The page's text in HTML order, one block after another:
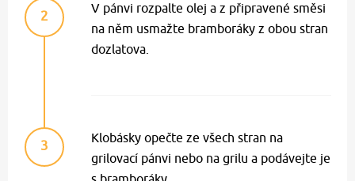
2
V pánvi rozpalte olej a z připravené směsi
na něm usmažte bramboráky z obou stran
dozlatova.
3
Klobásky opečte ze všech stran na
grilovací pánvi nebo na grilu a podávejte je